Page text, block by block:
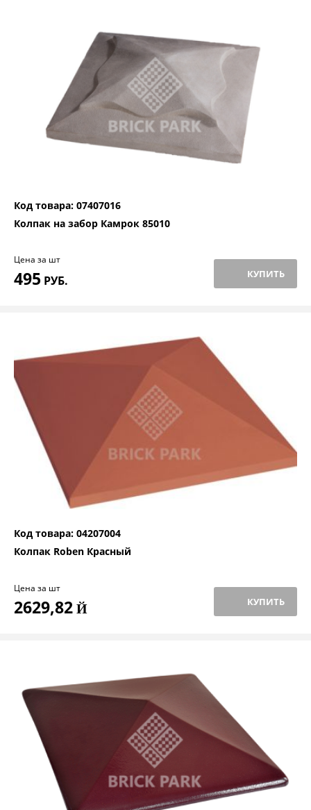
Код товара: 07407016
Колпак на забор Камрок 85010
Цена за шт
495 РУБ. КУПИТЬ
Код товара: 04207004
Колпак Roben Красный
Цена за шт
2629,82 Й КУПИТЬ